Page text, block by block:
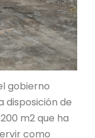
gobierno
disposición de
m2 que ha
como